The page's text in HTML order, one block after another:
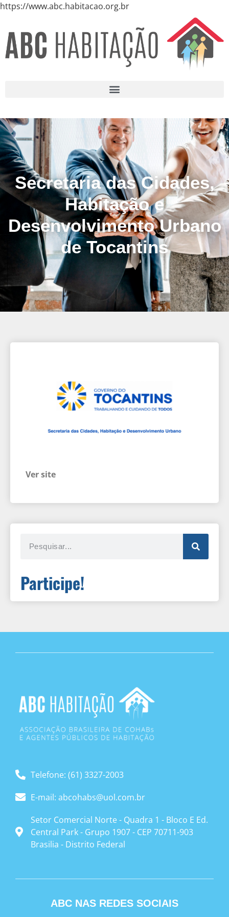
https://www.abc.habitacao.org.br
Secretaria das Cidades,
Habitação e
Desenvolvimento Urbano
de Tocantins
Ver site
Participe!
Telefone: (61) 3327-2003
E-mail: abcohabs@uol.com.br
Setor Comercial Norte - Quadra 1 - Bloco E Ed.
Central Park - Grupo 1907 - CEP 70711-903
Brasilia - Distrito Federal
ABC NAS REDES SOCIAIS